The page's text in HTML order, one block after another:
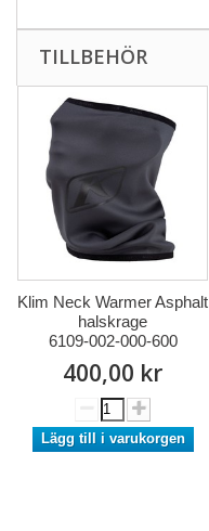
TILLBEHÖR
Klim Neck Warmer Asphalt
halskrage
6109-002-000-600
400,00 kr
Lägg till i varukorgen